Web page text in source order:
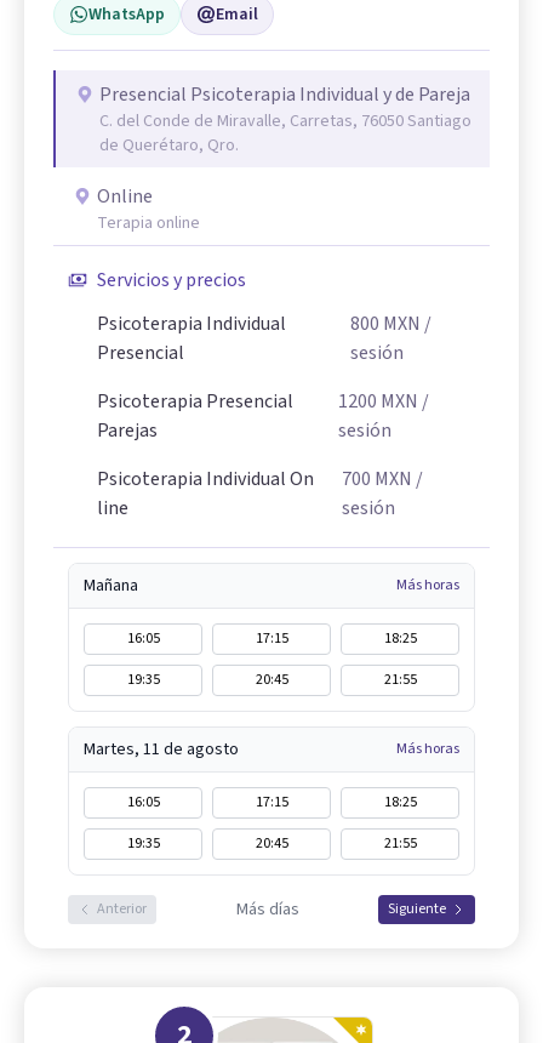
WhatsApp Email
Presencial Psicoterapia Individual y de Pareja
C. del Conde de Miravalle, Carretas, 76050 Santiago
de Querétaro, Qro.
Online
Terapia online
Servicios y precios
Psicoterapia Individual
Presencial
800 MXN /
sesión
Psicoterapia Presencial
Parejas
1200 MXN /
sesión
Psicoterapia Individual On
line
700 MXN /
sesión
Mañana Más horas
16:05 17:15
18:25
19:35
20:45 21:55
Martes, 11 de agosto Más horas
16:05 17:15
18:25
19:35
20:45 21:55
Anterior Más días Siguiente